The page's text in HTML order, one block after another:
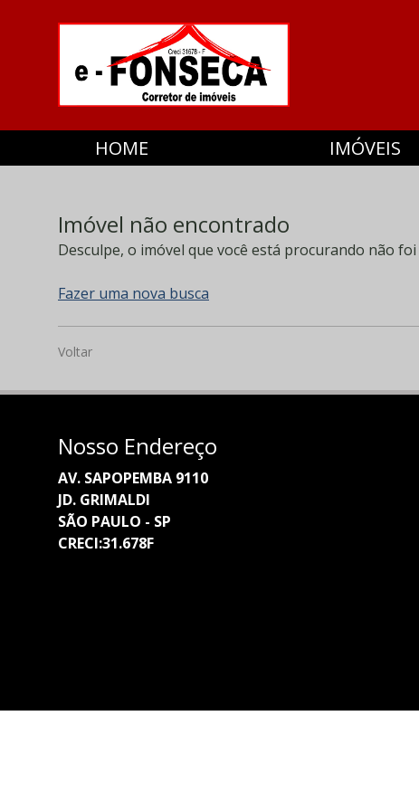
HOME IMÓVEIS
Imóvel não encontrado
Desculpe, o imóvel que você está procurando não
Fazer uma nova busca
Voltar
Nosso Endereço
AV. SAPOPEMBA 9110
JD. GRIMALDI
SÃO PAULO - SP
CRECI:31.678F